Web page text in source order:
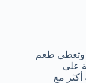
وتعطي طعم
على
أكثر مع